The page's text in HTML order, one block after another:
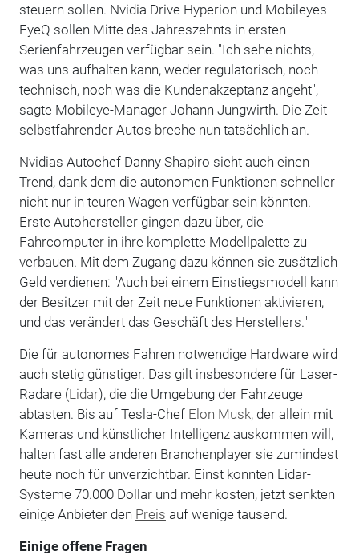
steuern sollen. Nvidia Drive Hyperion und Mobileyes
EyeQ sollen Mitte des Jahreszehnts in ersten
Serienfahrzeugen verfügbar sein. "Ich sehe nichts,
was uns aufhalten kann, weder regulatorisch, noch
technisch, noch was die Kundenakzeptanz angeht",
sagte Mobileye-Manager Johann Jungwirth. Die Zeit
selbstfahrender Autos breche nun tatsächlich an.
Nvidias Autochef Danny Shapiro sieht auch einen
Trend, dank dem die autonomen Funktionen schneller
nicht nur in teuren Wagen verfügbar sein könnten.
Erste Autohersteller gingen dazu über, die
Fahrcomputer in ihre komplette Modellpalette zu
verbauen. Mit dem Zugang dazu können sie zusätzlich
Geld verdienen: "Auch bei einem Einstiegsmodell kann
der Besitzer mit der Zeit neue Funktionen aktivieren,
und das verändert das Geschäft des Herstellers."
Die für autonomes Fahren notwendige Hardware wird
auch stetig günstiger. Das gilt insbesondere für Laser-
Radare (Lidar), die die Umgebung der Fahrzeuge
abtasten. Bis auf Tesla-Chef Elon Musk, der allein mit
Kameras und künstlicher Intelligenz auskommen will,
halten fast alle anderen Branchenplayer sie zumindest
heute noch für unverzichtbar. Einst konnten Lidar-
Systeme 70.000 Dollar und mehr kosten, jetzt senkten
einige Anbieter den Preis auf wenige tausend.
Einige offene Fragen